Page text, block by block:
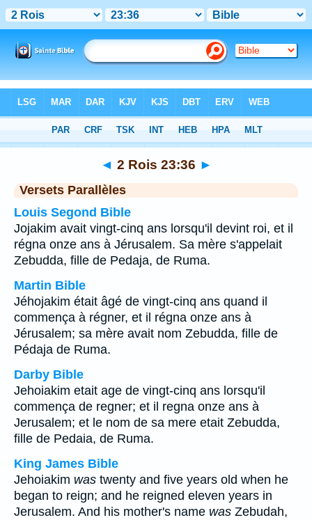
Chapitre 23> Verset 36
◄ 2 Rois 23:36 ►
Versets Parallèles
Louis Segond Bible
Jojakim avait vingt-cinq ans lorsqu'il devint roi, et il
régna onze ans à Jérusalem. Sa mère s'appelait
Zebudda, fille de Pedaja, de Ruma.
Martin Bible
Jéhojakim était âgé de vingt-cinq ans quand il
commença à régner, et il régna onze ans à
Jérusalem; sa mère avait nom Zebudda, fille de
Pédaja de Ruma.
Darby Bible
Jehoiakim etait age de vingt-cinq ans lorsqu'il
commença de regner; et il regna onze ans à
Jerusalem; et le nom de sa mere etait Zebudda,
fille de Pedaia, de Ruma.
King James Bible
Jehoiakim was twenty and five years old when he
began to reign; and he reigned eleven years in
Jerusalem. And his mother's name was Zebudah,